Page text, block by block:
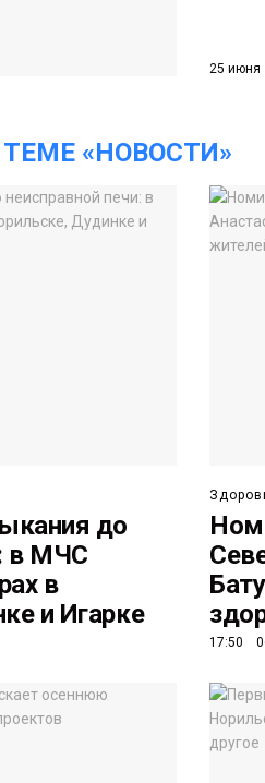
25 июня
«НОВОСТИ»
до
в МЧС
в
и Игарке
17:50